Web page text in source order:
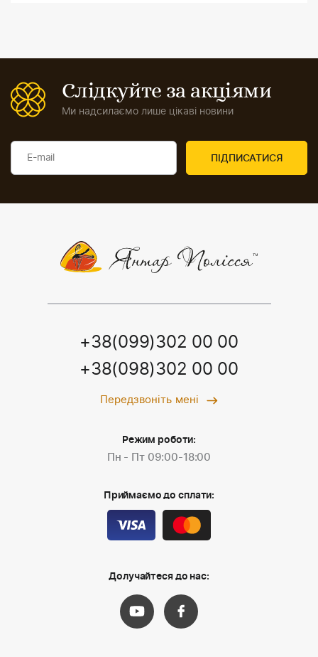
Слідкуйте за акціями
Ми надсилаємо лише цікаві новини
+38(099)302 00 00
+38(098)302 00 00
Передзвоніть мені
Режим роботи:
Пн - Пт 09:00-18:00
Приймаємо до сплати:
Долучайтеся до нас: